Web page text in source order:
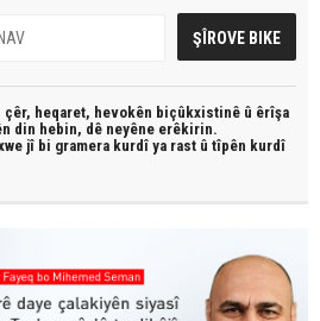
çêr, heqaret, hevokên biçûkxistinê û êrîşa
din hebin, dê neyêne erêkirin.
jî bi gramera kurdî ya rast û tîpên kurdî